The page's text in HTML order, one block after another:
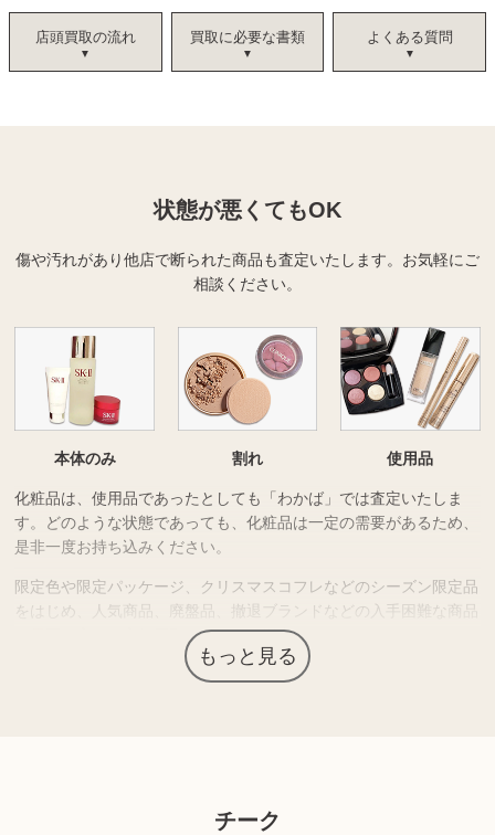
店頭買取の流れ 買取に必要な書類 よくある質問
状態が悪くてもOK
傷や汚れがあり他店で断られた商品も査定いたします。 お気軽にご
相談ください。
本体のみ 割れ 使用品
化粧品は、使用品であったとしても「わかば」では査定いたしま
す。どのような状態であっても、化粧品は一定の需要があるため、
是非一度お持ち込みください。
限定色や限定パッケージ、クリスマスコフレなどのシーズン限定品
をはじめ、人気商品、廃盤品、撤退ブランドなどの入手困難な商品
は需要が高く、高価買取につながる場合があります。
「想像していた使用感ではなかった」「肌に合わなかった」などで
もっと見る
チーク